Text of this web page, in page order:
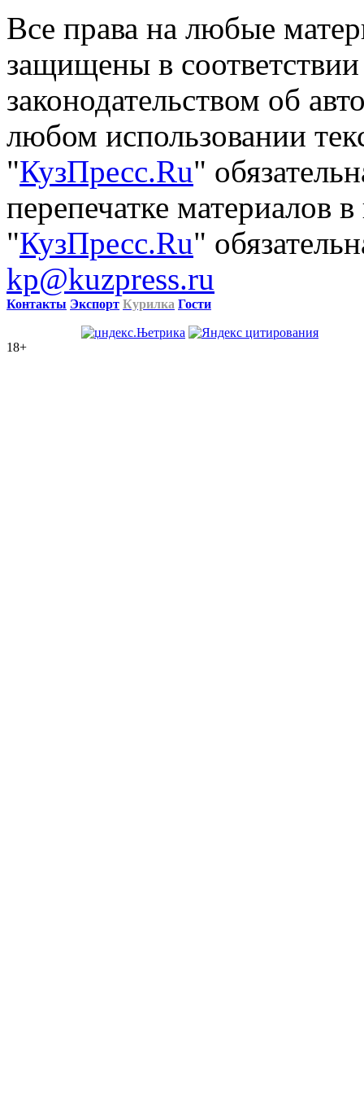
Все права на любые
защищены в
законодательством об
любом использовании
"КузПресс.Ru"
перепечатке материалов
"КузПресс.Ru"
kp@kuzpress.ru
Контакты Экспорт Курилка Гости
18+